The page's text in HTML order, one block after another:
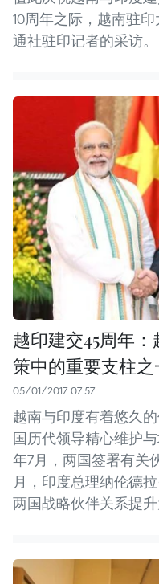
10周年之际，越南驻
通社驻印记者的采访。
越印建交45周年
策中的重要支柱之
05/01/2017 07:57
越南与印度有着悠久
国历代领导精心维护
年7月，两国签署有关
月，印度总理纳伦德
两国战略伙伴关系提